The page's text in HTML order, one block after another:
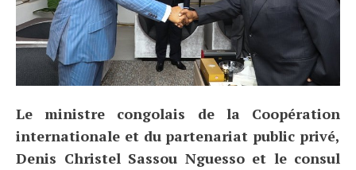
Le ministre congolais de la Coopération
internationale et du partenariat public privé,
Denis Christel Sassou Nguesso et le consul